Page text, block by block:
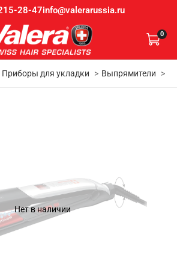
28-47info@valerarussia.ru
0
Приборы для укладки Выпрямители
Нет в наличии